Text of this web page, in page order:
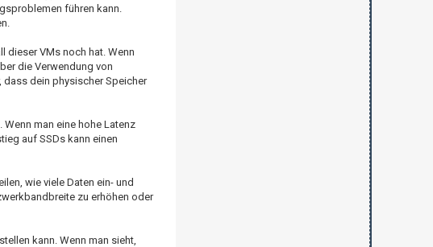
führen kann.
dieser VMs noch hat. Wenn
die Verwendung von
dein physischer Speicher
man eine hohe Latenz
auf SSDs kann einen
wie viele Daten ein- und
zu erhöhen oder
kann. Wenn man sieht,